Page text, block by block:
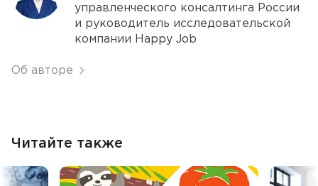
управленческого консалтинга России
и руководитель исследовательской
компании Happy Job
Об авторе
Читайте также